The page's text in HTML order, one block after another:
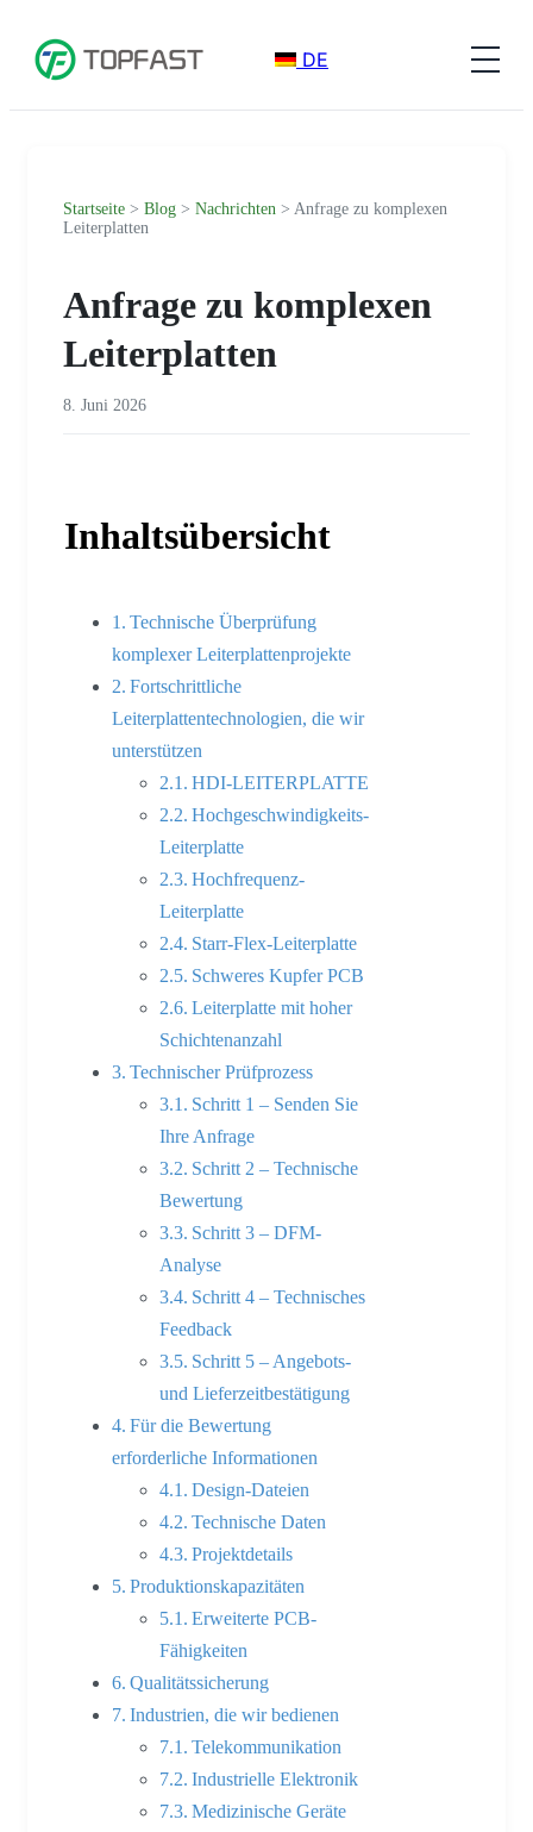
DE
Startseite > Blog > Nachrichten > Anfrage zu komplexen
Leiterplatten
Anfrage zu komplexen
Leiterplatten
8. Juni 2026
Inhaltsübersicht
Technische Überprüfung
komplexer Leiterplattenprojekte
Fortschrittliche
Leiterplattentechnologien, die wir
unterstützen
HDI-LEITERPLATTE
Hochgeschwindigkeits-
Leiterplatte
Hochfrequenz-
Leiterplatte
Starr-Flex-Leiterplatte
Schweres Kupfer PCB
Leiterplatte mit hoher
Schichtenanzahl
Technischer Prüfprozess
Schritt 1 – Senden Sie
Ihre Anfrage
Schritt 2 – Technische
Bewertung
Schritt 3 – DFM-
Analyse
Schritt 4 – Technisches
Feedback
Schritt 5 – Angebots-
und Lieferzeitbestätigung
Für die Bewertung
erforderliche Informationen
Design-Dateien
Technische Daten
Projektdetails
Produktionskapazitäten
Erweiterte PCB-
Fähigkeiten
Qualitätssicherung
Industrien, die wir bedienen
Telekommunikation
Industrielle Elektronik
Medizinische Geräte